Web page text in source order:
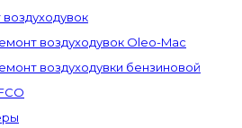
воздуходувок Oleo-Mac
воздуходувки бензиновой